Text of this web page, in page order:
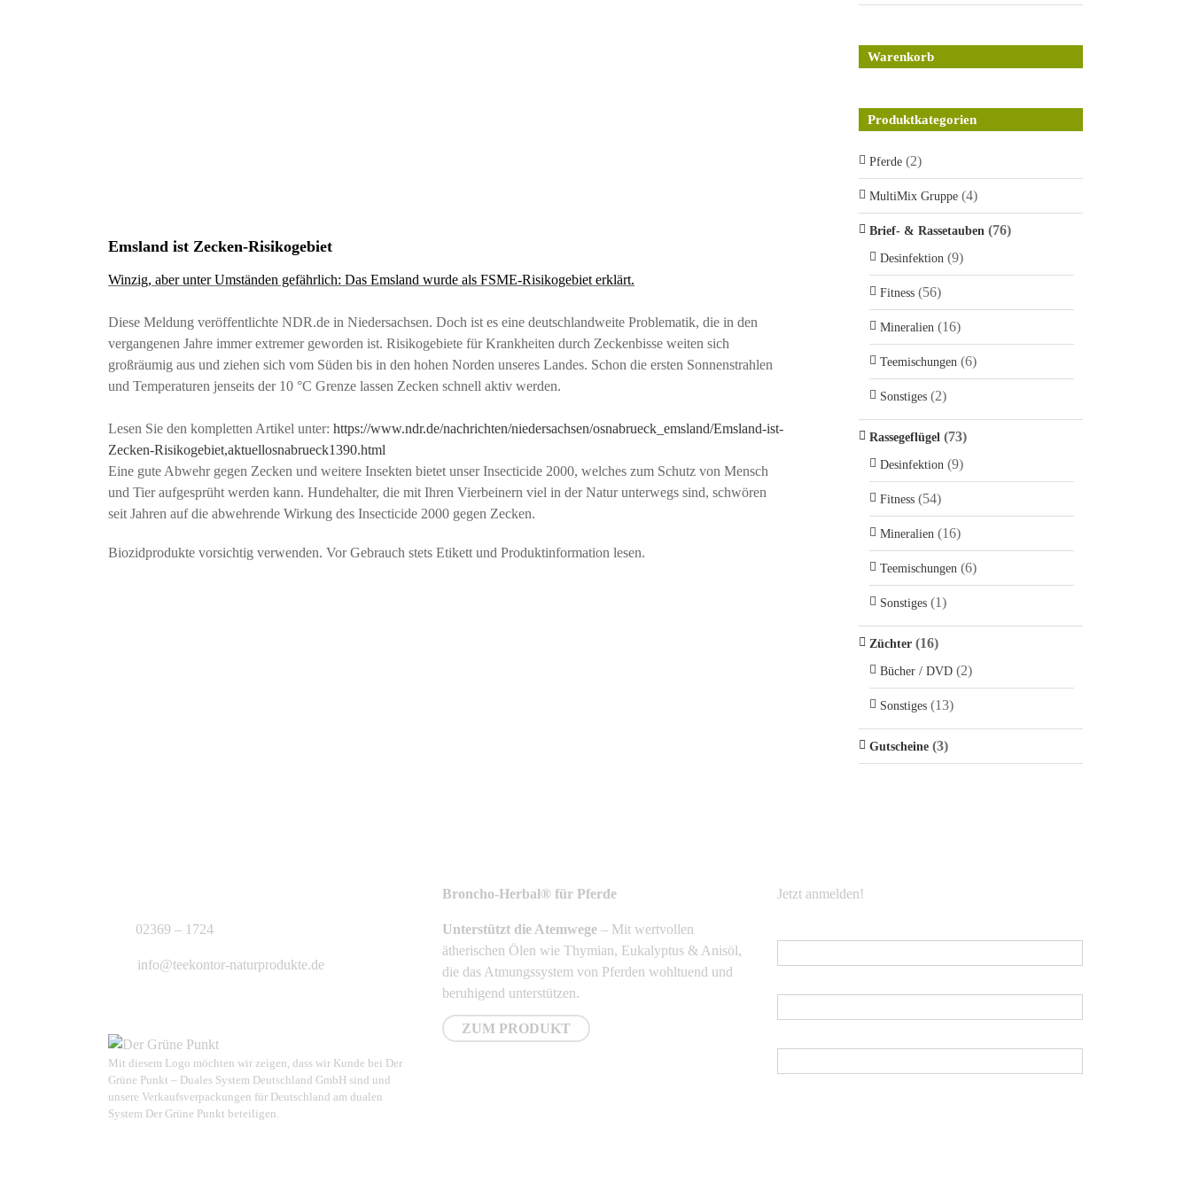
Emsland ist Zecken-Risikogebiet
Winzig, aber unter Umständen gefährlich: Das Emsland wurde als FSME-Risikogebiet erklärt.
Diese Meldung veröffentlichte NDR.de in Niedersachsen. Doch ist es eine deutschlandweite Problematik, die in den
vergangenen Jahre immer extremer geworden ist. Risikogebiete für Krankheiten durch Zeckenbisse weiten sich
großräumig aus und ziehen sich vom Süden bis in den hohen Norden unseres Landes. Schon die ersten Sonnenstrahlen
und Temperaturen jenseits der 10 °C Grenze lassen Zecken schnell aktiv werden.
Lesen Sie den kompletten Artikel unter: https://www.ndr.de/nachrichten/niedersachsen/osnabrueck_emsland/Emsland-ist-
Zecken-Risikogebiet,aktuellosnabrueck1390.html
Eine gute Abwehr gegen Zecken und weitere Insekten bietet unser Insecticide 2000, welches zum Schutz von Mensch
und Tier aufgesprüht werden kann. Hundehalter, die mit Ihren Vierbeinern viel in der Natur unterwegs sind, schwören
seit Jahren auf die abwehrende Wirkung des Insecticide 2000 gegen Zecken.
Biozidprodukte vorsichtig verwenden. Vor Gebrauch stets Etikett und Produktinformation lesen.
Warenkorb
Produktkategorien
Pferde (2)
MultiMix Gruppe (4)
Brief- & Rassetauben (76)
Desinfektion (9)
Fitness (56)
Mineralien (16)
Teemischungen (6)
Sonstiges (2)
Rassegeflügel (73)
Desinfektion (9)
Fitness (54)
Mineralien (16)
Teemischungen (6)
Sonstiges (1)
Züchter (16)
Bücher / DVD (2)
Sonstiges (13)
Gutscheine (3)
02369 – 1724
info@teekontor-naturprodukte.de
Mit diesem Logo möchten wir zeigen, dass wir Kunde bei Der
Grüne Punkt – Duales System Deutschland GmbH sind und
unsere Verkaufsverpackungen für Deutschland am dualen
System Der Grüne Punkt beteiligen.
Broncho-Herbal® für Pferde
Unterstützt die Atemwege – Mit wertvollen
ätherischen Ölen wie Thymian, Eukalyptus & Anisöl,
die das Atmungssystem von Pferden wohltuend und
beruhigend unterstützen.
ZUM PRODUKT
Jetzt anmelden!